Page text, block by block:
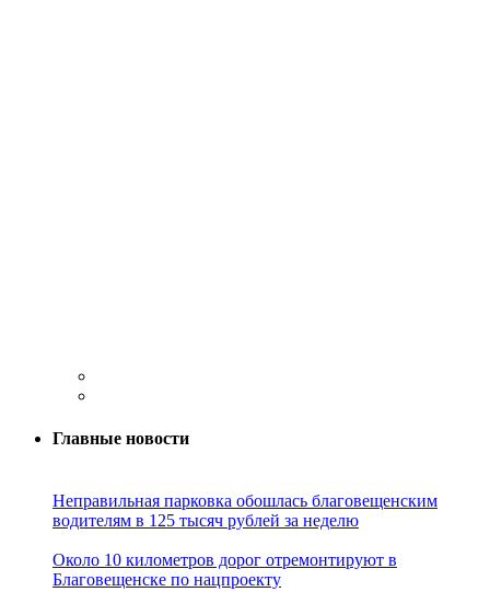
Главные новости
Неправильная парковка обошлась благовещенским
водителям в 125 тысяч рублей за неделю
Около 10 километров дорог отремонтируют в
Благовещенске по нацпроекту